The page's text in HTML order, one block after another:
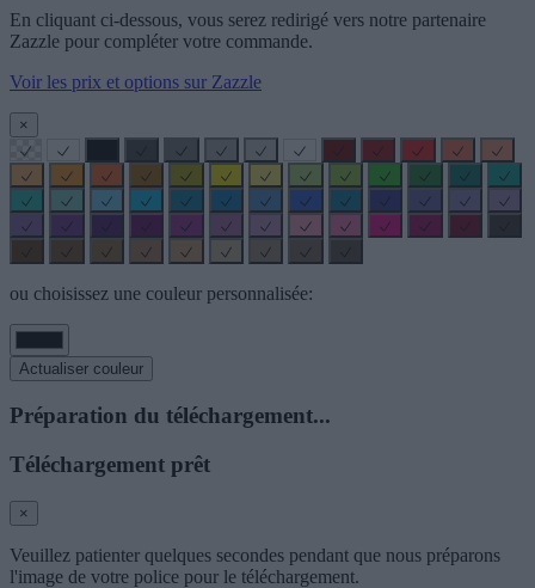
En cliquant ci-dessous, vous serez redirigé vers notre partenaire
Zazzle pour compléter votre commande.
Voir les prix et options sur Zazzle
×
ou choisissez une couleur personnalisée:
Actualiser couleur
Préparation du téléchargement...
Téléchargement prêt
×
Veuillez patienter quelques secondes pendant que nous préparons
l'image de votre police pour le téléchargement.